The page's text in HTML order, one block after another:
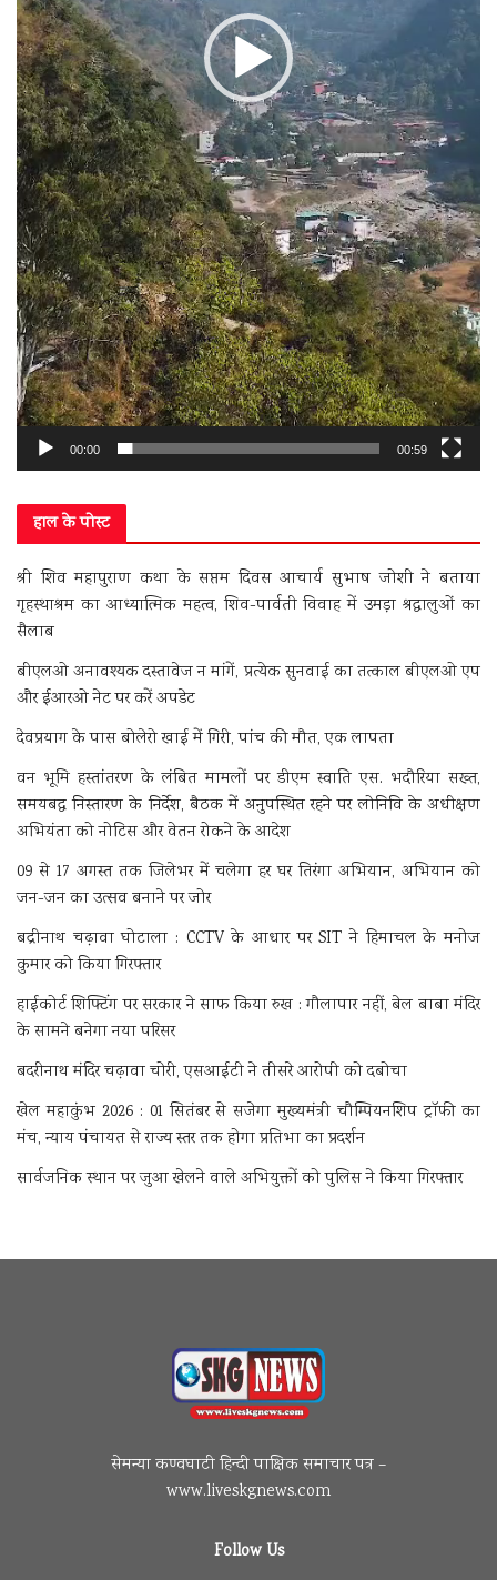
00:00 00:59
हाल के पोस्ट
श्री शिव महापुराण कथा के सप्तम दिवस आचार्य सुभाष जोशी ने बताया
गृहस्थाश्रम का आध्यात्मिक महत्व, शिव-पार्वती विवाह में उमड़ा श्रद्धालुओं का
सैलाब
बीएलओ अनावश्यक दस्तावेज न मांगें, प्रत्येक सुनवाई का तत्काल बीएलओ एप
और ईआरओ नेट पर करें अपडेट
देवप्रयाग के पास बोलेरो खाई में गिरी, पांच की मौत, एक लापता
वन भूमि हस्तांतरण के लंबित मामलों पर डीएम स्वाति एस. भदौरिया सख्त,
समयबद्ध निस्तारण के निर्देश, बैठक में अनुपस्थित रहने पर लोनिवि के अधीक्षण
अभियंता को नोटिस और वेतन रोकने के आदेश
09 से 17 अगस्त तक जिलेभर में चलेगा हर घर तिरंगा अभियान, अभियान को
जन-जन का उत्सव बनाने पर जोर
बद्रीनाथ चढ़ावा घोटाला : CCTV के आधार पर SIT ने हिमाचल के मनोज
कुमार को किया गिरफ्तार
हाईकोर्ट शिफ्टिंग पर सरकार ने साफ किया रुख : गौलापार नहीं, बेल बाबा मंदिर
के सामने बनेगा नया परिसर
बदरीनाथ मंदिर चढ़ावा चोरी, एसआईटी ने तीसरे आरोपी को दबोचा
खेल महाकुंभ 2026 : 01 सितंबर से सजेगा मुख्यमंत्री चौम्पियनशिप ट्रॉफी का
मंच, न्याय पंचायत से राज्य स्तर तक होगा प्रतिभा का प्रदर्शन
सार्वजनिक स्थान पर जुआ खेलने वाले अभियुक्तों को पुलिस ने किया गिरफ्तार
सेमन्या कण्वघाटी हिन्दी पाक्षिक समाचार पत्र –
www.liveskgnews.com
Follow Us